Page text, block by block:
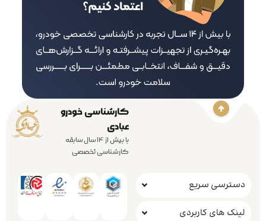
کارشناسی خودرو
عبادی
با بیش از 14 سال سابقه
کارشناسی تخصصی
دسترسی سریع
لینک های کاربردی